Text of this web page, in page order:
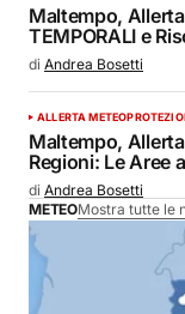
Maltempo,
TEMPORALI e
di Andrea Bosetti
ALLERTA METEO
Maltempo,
Regioni: Le Aree
di Andrea Bosetti
METEOMostra tutte le